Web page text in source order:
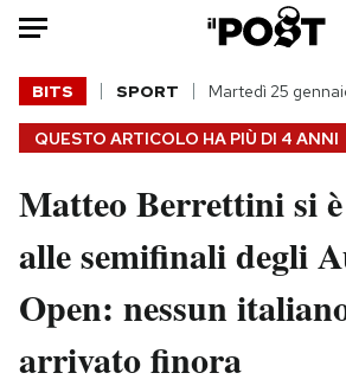
Auto
HOME
Italia
Politica
Tecnologia
Scienza
Moda
QUESTO ARTICOLO HA PIÙ DI 4 ANNI
BITS SPORT Martedì 25
Matteo Berrettini si
alle semifinali degli
Open: nessun
arrivato finora